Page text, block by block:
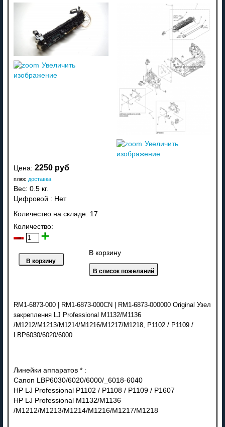
Увеличить
изображение
Увеличить
изображение
Цена: 2250 руб
плюс доставка
Вес: 0.5 кг.
Цифровой : Нет
Количество на складе: 17
Количество:
В корзину
RM1-6873-000 | RM1-6873-000CN | RM1-6873-000000 Original Узел
закрепления LJ Professional M1132/M1136
/M1212/M1213/M1214/M1216/M1217/M1218, P1102 / P1109 /
LBP6030/6020/6000
Линейки аппаратов * :
Canon LBP6030/6020/6000/_6018-6040
HP LJ Professional P1102 / P1108 / P1109 / P1607
HP LJ Professional M1132/M1136
/M1212/M1213/M1214/M1216/M1217/M1218